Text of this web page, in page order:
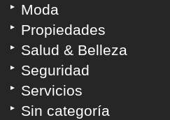
Moda
Propiedades
Salud & Belleza
Seguridad
Servicios
Sin categoría